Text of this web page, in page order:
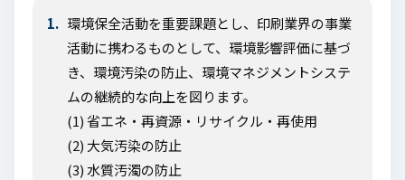
環境保全活動を重要課題とし、印刷業界の事業
活動に携わるものとして、環境影響評価に基づ
き、環境汚染の防止、環境マネジメントシステ
ムの継続的な向上を図ります。
(1) 省エネ・再資源・リサイクル・再使用
(2) 大気汚染の防止
(3) 水質汚濁の防止